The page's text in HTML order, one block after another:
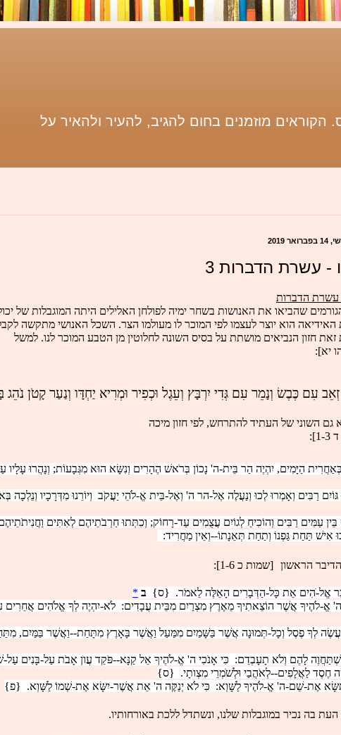
מוזמנים בחום להגיב, להעיר ולהאיר על
2019
- עשרת הדברות 3
עשרת הדברות
שהביאו את האנושות בשחר ימיה לפולחן האלילים היתה המוגבלות של
הוא יוצר לעצמו לפי המוכר לו מעולמו הצר. השכל האנושי מתקשה לקבל
זאת חזון הנביאים מושתת על בסיס השונה לחלוטין מן הטבע המוכר לנו. למשל
יא]:
זְאֵב עִם כֶּבֶשׂ וְנָמֵר עִם גְּדִי יִרְבָּץ וְעֵגֶל וּכְפִיר וּמְרִיא יַחְדָּו וְנַעַר קָטֹן נֹהֵג
גם השוני של העתיד להתרחש, לפי חזון מיכה
הַיָּמִים, יִהְיֶה הַר בֵּית-ה' נָכוֹן בְּרֹאשׁ הֶהָרִים וְנִשָּׂא הוּא מִגְּבָעוֹת; וְנָהֲרוּ עָלָיו
גּוֹיִם רַבִּים וְאָמְרוּ לְכוּ וְנַעֲלֶה אֶל-הר ה' וְאֶל-בֵּית אֱ-לֹהֵי יַעֲקֹב  וְיוֹרֵנוּ מִדְּרָכָיו
עַמִּים רַבִּים וְהוֹכִיחַ לְגוֹיִם עֲצֻמִים עַד-רָחוֹק; וְכִתְּתוּ חַרְבֹתֵיהֶם לְאִתִּים
אִישׁ תַּחַת גַּפְנוֹ וְתַחַת תְּאֵנָתוֹ--וְאֵין מַחֲרִיד:
הראשון [שמות כ 1-6]:
אֱל-ֹהִים אֵת כָּל-הַדְּבָרִים הָאֵלֶּה לֵאמֹר.  {ס} ב *
ה' אֱ-לֹהֶיךָ אֲשֶׁר הוֹצֵאתִיךָ מֵאֶרֶץ מִצְרַיִם מִבֵּית עֲבָדִים:  לֹא-יִהְיֶה לְךָ אֱלֹהִים אֲחֵרִים
לְךָ פֶסֶל וְכָל-תְּמוּנָה אֲשֶׁר בַּשָּׁמַיִם מִמַּעַל וַאֲשֶׁר בָּאָרֶץ מִתָּחַת--וַאֲשֶׁר בַּמַּיִם,
לָהֶם וְלֹא תָעָבְדֵם:  כִּי אָנֹכִי ה' אֱ-לֹהֶיךָ אֵל קַנָּא--פֹּקֵד עֲוֹן אָבֹת עַל-בָּנִים
חֶסֶד לַאֲלָפִים--לְאֹהֲבַי וּלְשֹׁמְרֵי מִצְוֹתָי.  {ס}
אֶת-שֵׁם-ה' אֱ-לֹהֶיךָ לַשָּׁוְא:  כִּי לֹא יְנַקֶּה ה' אֵת אֲשֶׁר-יִשָּׂא אֶת-שְׁמוֹ לַשָּׁוְא.  {פ}
העת בה נכיר במוגבלות שלנו, ונשתדל ללכת באורחותיו.